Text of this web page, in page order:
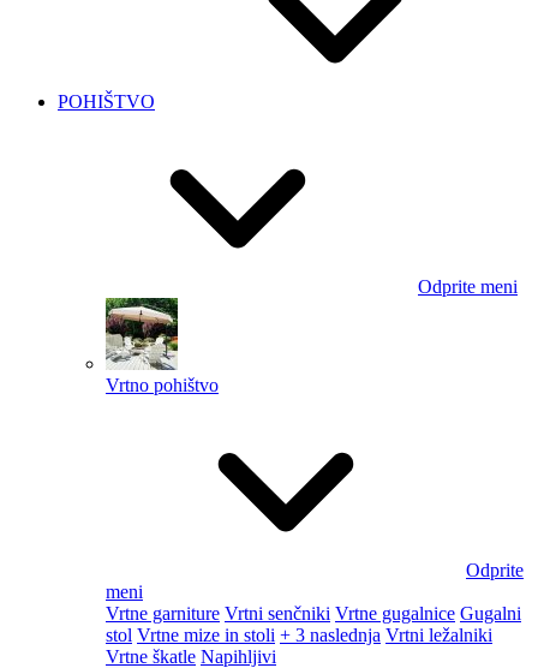
POHIŠTVO
Odprite meni
Vrtno pohištvo
Odprite
meni
Vrtne garniture Vrtni senčniki Vrtne gugalnice Gugalni
stol Vrtne mize in stoli + 3 naslednja Vrtni ležalniki
Vrtne škatle Napihljivi